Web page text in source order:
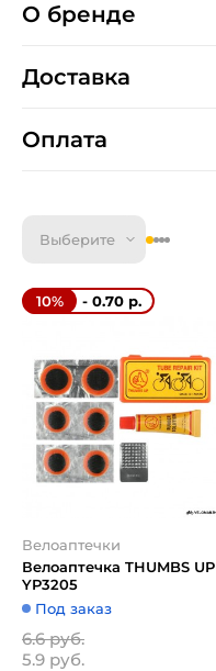
О бренде
Доставка
Оплата
Выберите
10% - 0.70 р.
Велоаптечки
Велоаптечка THUMBS UP
YP3205
Под заказ
6.6 руб.
5.9 руб.